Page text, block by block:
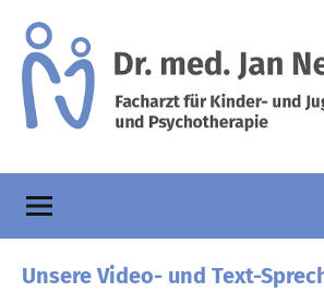
Inhalt
springen
Dr.
Nedoschill
für
Kinder-
und
Unsere Video- und Text-